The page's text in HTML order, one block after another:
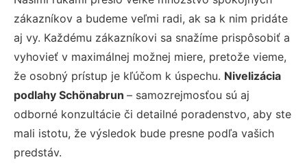
zákazníkov a budeme veľmi radi, ak sa k nim pridáte
aj vy. Každému zákazníkovi sa snažíme prispôsobiť a
vyhovieť v maximálnej možnej miere, pretože vieme,
že osobný prístup je kľúčom k úspechu. Nivelizácia
podlahy Schönabrun – samozrejmosťou sú aj
odborné konzultácie či detailné poradenstvo, aby ste
mali istotu, že výsledok bude presne podľa vašich
predstáv.